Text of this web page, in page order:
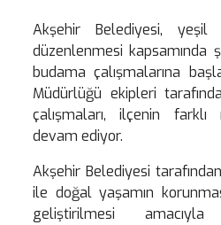
Akşehir Belediyesi, yeşil
düzenlenmesi kapsamında
budama çalışmalarına
Müdürlüğü ekipleri
çalışmaları, ilçenin farklı
devam ediyor.
Akşehir Belediyesi
ile doğal yaşamın
geliştirilmesi